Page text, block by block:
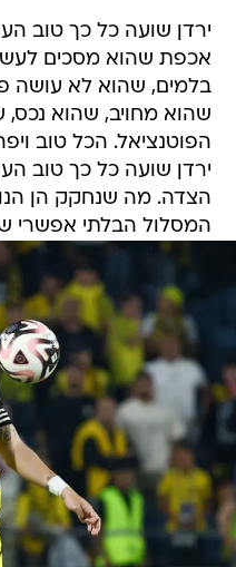
ירדן שועה כל כך טוב
אכפת שהוא מסכים
בלמים, שהוא לא עושה
שהוא מחויב, שהוא
הפוטנציאל. הכל טוב
ירדן שועה כל כך טוב
הצדה. מה שנחקק הן
המסלול הבלתי אפשרי